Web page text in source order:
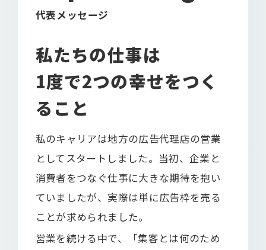
代表メッセージ
私たちの仕事は
1度で2つの幸せをつく
ること
私のキャリアは地方の広告代理店の営業
としてスタートしました。当初、企業と
消費者をつなぐ仕事に大きな期待を抱い
ていましたが、実際は単に広告枠を売る
ことが求められました。
営業を続ける中で、「集客とは何のため